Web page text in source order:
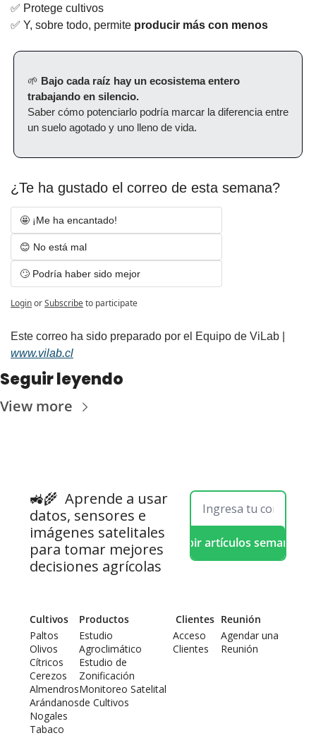
✅ Protege cultivos
✅ Y, sobre todo, permite producir más con menos
🌱 Bajo cada raíz hay un ecosistema entero
trabajando en silencio.
Saber cómo potenciarlo podría marcar la diferencia entre
un suelo agotado y uno lleno de vida.
¿Te ha gustado el correo de esta semana?
🤩 ¡Me ha encantado!
😊 No está mal
🙄 Podría haber sido mejor
LoginorSubscribeto participate
www.vilab.cl
Seguir leyendo
View more
🚜🌾 Aprende a usar
datos, sensores e
imágenes satelitales
para tomar mejores
decisiones agrícolas
Recibir artículos semanales
Cultivos
Paltos
Olivos
Cítricos
Cerezos
Almendros
Arándanos
Nogales
Tabaco
Productos
Estudio
Agroclimático
Estudio de
Zonificación
Monitoreo Satelital
de Cultivos
Clientes
Acceso
Clientes
Reunión
Agendar una
Reunión